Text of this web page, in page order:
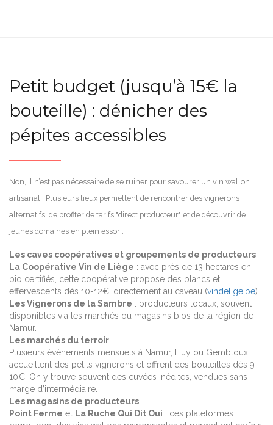
Petit budget (jusqu’à 15€ la
bouteille) : dénicher des
pépites accessibles
Non, il n’est pas nécessaire de se ruiner pour savourer un vin wallon
artisanal ! Plusieurs lieux permettent de rencontrer des vignerons
alternatifs, de profiter de tarifs "direct producteur" et de découvrir de
jeunes domaines en plein essor :
Les caves coopératives et groupements de producteurs
La Coopérative Vin de Liège : avec près de 13 hectares en
bio certifiés, cette coopérative propose des blancs et
effervescents dès 10-12€, directement au caveau (vindelige.be).
Les Vignerons de la Sambre : producteurs locaux, souvent
disponibles via les marchés ou magasins bios de la région de
Namur.
Les marchés du terroir
Plusieurs événements mensuels à Namur, Huy ou Gembloux
accueillent des petits vignerons et offrent des bouteilles dès 9-
10€. On y trouve souvent des cuvées inédites, vendues sans
marge d’intermédiaire.
Les magasins de producteurs
Point Ferme et La Ruche Qui Dit Oui : ces plateformes